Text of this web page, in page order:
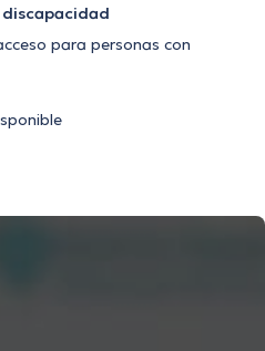
discapacidad
para personas con